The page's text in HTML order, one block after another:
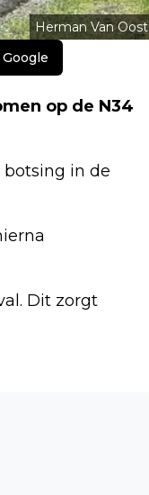
Herman Van Oost
op de N34
in de
Dit zorgt
UIT